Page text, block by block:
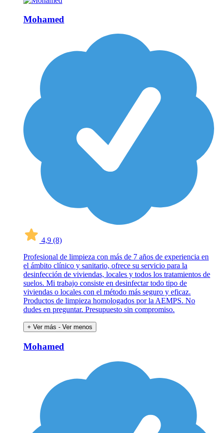
Mohamed
4,9 (8)
Profesional de limpieza con más de 7 años de experiencia en
el ámbito clínico y sanitario, ofrece su servicio para la
desinfección de viviendas, locales y todos los tratamientos de
suelos. Mi trabajo consiste en desinfectar todo tipo de
viviendas o locales con el método más seguro y eficaz.
Productos de limpieza homologados por la AEMPS. No
dudes en preguntar. Presupuesto sin compromiso.
+ Ver más - Ver menos
Mohamed